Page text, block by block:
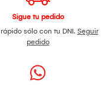
Sigue tu pedido
sólo con tu DNI. Seguir
pedido